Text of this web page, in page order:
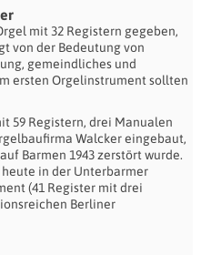
mit 32 Registern gegeben,
von der Bedeutung von
gemeindliches und
ersten Orgelinstrument sollten
59 Registern, drei Manualen
Walcker eingebaut,
Barmen 1943 zerstört wurde.
heute in der Unterbarmer
(41 Register mit drei
Berliner